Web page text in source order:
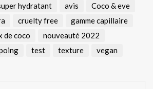
hydratant avis
Coco & eve
cruelty free
gamme capillaire
de coco
nouveauté 2022
test texture vegan